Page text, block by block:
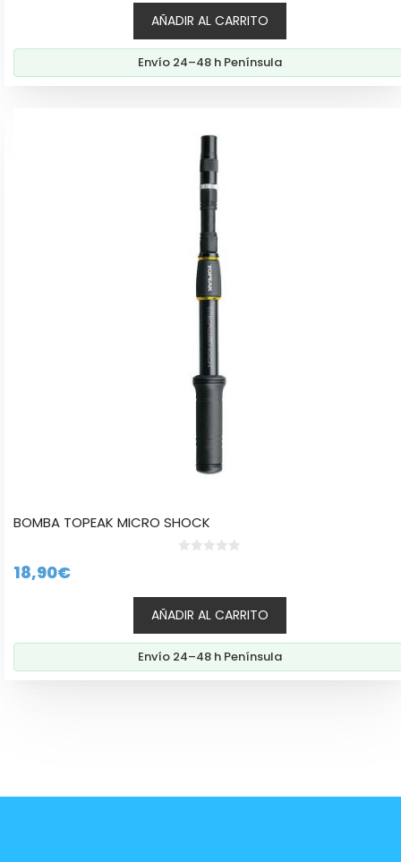
original
era:
149,00€.
actual
es:
133,70€.
AÑADIR AL CARRITO
Envío 24–48 h Península
BOMBA TOPEAK MICRO SHOCK
18,90€
AÑADIR AL CARRITO
Envío 24–48 h Península